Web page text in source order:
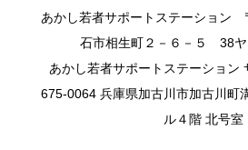
あかし若者サポートステーション
石市相生町２－６－５ 38
あかし若者サポートステーショ
675-0064 兵庫県加古川市加古川
ル４階 北号室